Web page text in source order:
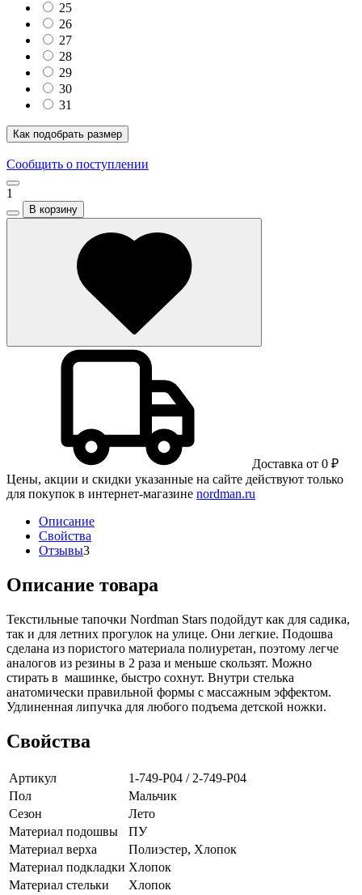
25
26
27
28
29
30
31
Как подобрать размер
Сообщить о поступлении
1
В корзину
Доставка от 0 ₽
Цены, акции и скидки указанные на сайте действуют только
для покупок в интернет-магазине nordman.ru
Описание
Свойства
Отзывы3
Описание товара
Текстильные тапочки Nordman Stars подойдут как для садика,
так и для летних прогулок на улице. Они легкие. Подошва
сделана из пористого материала полиуретан, поэтому легче
аналогов из резины в 2 раза и меньше скользят. Можно
стирать в машинке, быстро сохнут. Внутри стелька
анатомически правильной формы c массажным эффектом.
Удлиненная липучка для любого подъема детской ножки.
Свойства
Артикул
1-749-P04 / 2-749-P04
Пол
Мальчик
Сезон
Лето
Материал подошвы
ПУ
Материал верха
Полиэстер, Хлопок
Материал подкладки Хлопок
Материал стельки
Хлопок